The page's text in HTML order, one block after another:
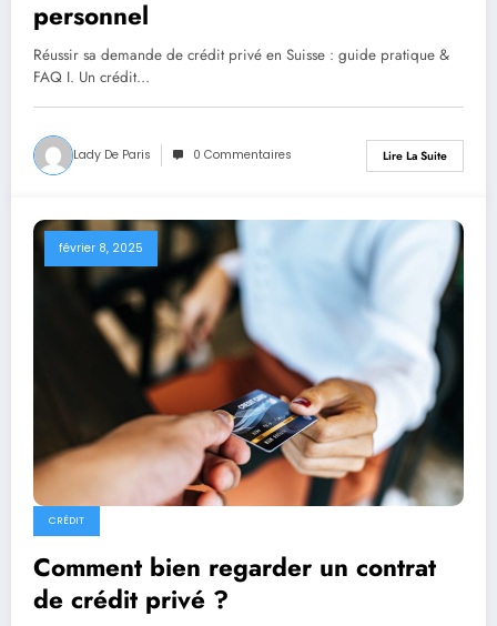
personnel
Réussir sa demande de crédit privé en Suisse : guide pratique &
FAQ I. Un crédit…
Lady De Paris 0 Commentaires Lire La Suite
février 8, 2025
CRÉDIT
Comment bien regarder un contrat
de crédit privé ?